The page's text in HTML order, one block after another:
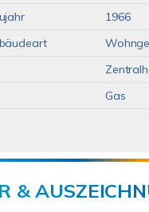
1966
Gas
&